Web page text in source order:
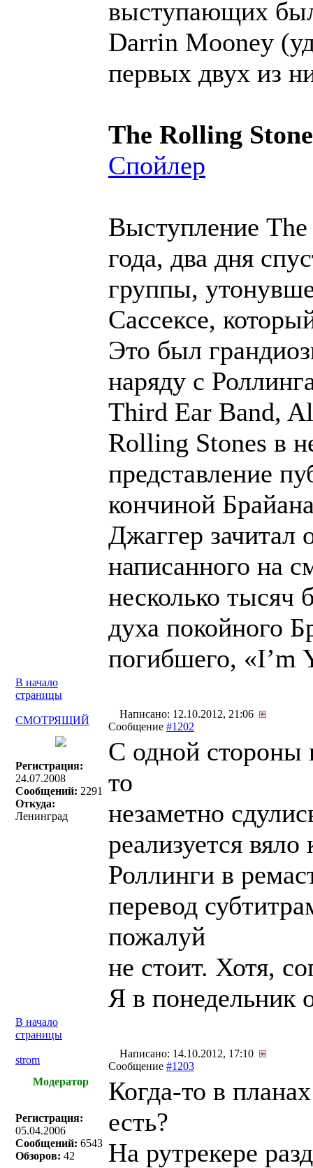
выступающих
Darrin Mooney
первых двух из
The Rolling
Спойлер
Выступление
года, два дня
группы,
Сассексе,
Это был
наряду с
Third Ear Band,
Rolling Stones в
представление
кончиной
Джаггер зачитал
написанного на
несколько тысяч
духа покойного
погибшего, «I’m
В начало
страницы
СМОТРЯЩИЙ
Написано: 12.10.2012, 21:06
Сообщение #1202
Регистрация:
24.07.2008
Сообщений: 2291
Откуда:
Ленинград
С одной стороны
то
незаметно
реализуется
Роллинги в
перевод
пожалуй
не стоит. Хотя,
Я в понедельник
В начало
страницы
strom
Написано: 14.10.2012, 17:10
Сообщение #1203
Модератор
Регистрация:
05.04.2006
Сообщений: 6543
Обзоров: 42
Когда-то в
есть?
На рутрекере